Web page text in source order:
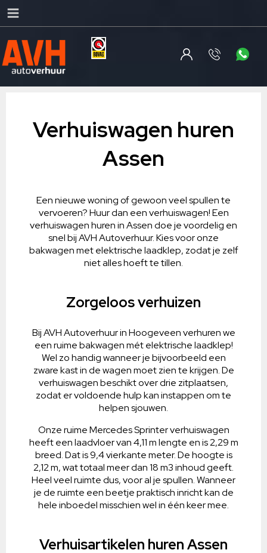
Verhuiswagen huren
Assen
Een nieuwe woning of gewoon veel spullen te
vervoeren? Huur dan een verhuiswagen! Een
verhuiswagen huren in Assen doe je voordelig en
snel bij AVH Autoverhuur. Kies voor onze
bakwagen met elektrische laadklep, zodat je zelf
niet alles hoeft te tillen.
Zorgeloos verhuizen
Bij AVH Autoverhuur in Hoogeveen verhuren we
een ruime bakwagen mét elektrische laadklep!
Wel zo handig wanneer je bijvoorbeeld een
zware kast in de wagen moet zien te krijgen. De
verhuiswagen beschikt over drie zitplaatsen,
zodat er voldoende hulp kan instappen om te
helpen sjouwen.
Onze ruime Mercedes Sprinter verhuiswagen
heeft een laadvloer van 4,11 m lengte en is 2,29 m
breed. Dat is 9,4 vierkante meter. De hoogte is
2,12 m, wat totaal meer dan 18 m3 inhoud geeft.
Heel veel ruimte dus, voor al je spullen. Wanneer
je de ruimte een beetje praktisch inricht kan de
hele inboedel misschien wel in één keer mee.
Verhuisartikelen huren Assen